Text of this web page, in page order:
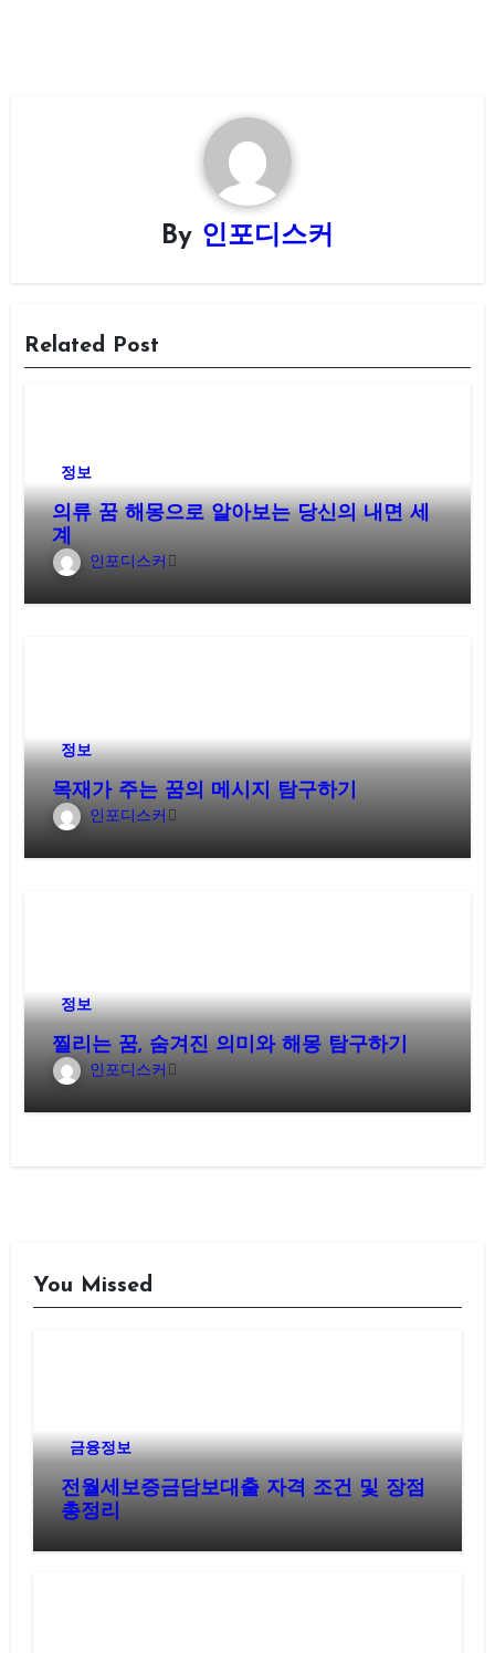
By 인포디스커
Related Post
정보
의류 꿈 해몽으로 알아보는 당신의 내면 세
계
인포디스커
정보
목재가 주는 꿈의 메시지 탐구하기
인포디스커
정보
찔리는 꿈, 숨겨진 의미와 해몽 탐구하기
인포디스커
You Missed
금융정보
전월세보증금담보대출 자격 조건 및 장점
총정리